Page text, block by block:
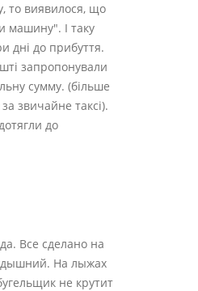
то виявилося, що
машину". І таку
дні до прибуття.
запропонували
сумму. (більше
звичайне таксі).
до
Все сделано на
На лыжах
не крутит